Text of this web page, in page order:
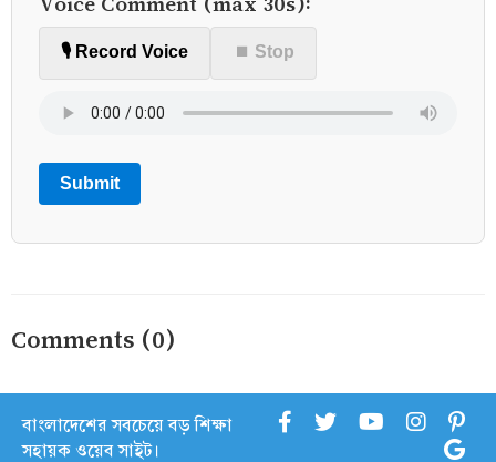
🎙️ Record Voice ⏹ Stop
Submit
Comments (0)
বাংলাদেশের সবচেয়ে বড় শিক্ষা
সহায়ক ওয়েব সাইট।